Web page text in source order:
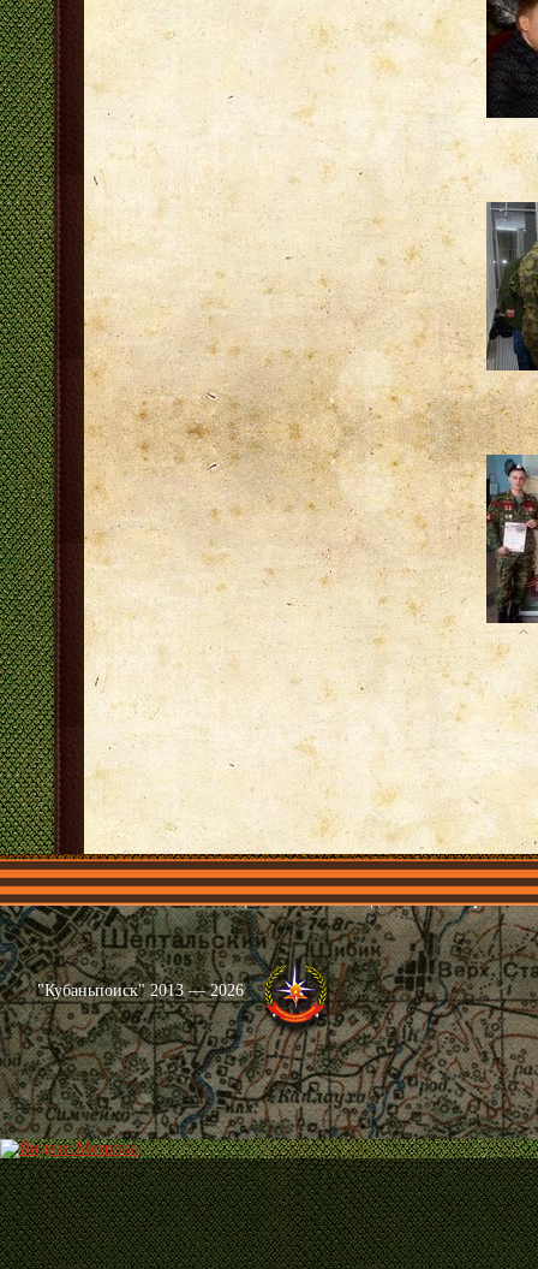
Главная Имена Общественные объединения Проекты
"Кубаньпоиск" 2013 — 2026